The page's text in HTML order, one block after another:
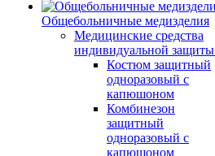
Общебольничные медизделия
Медицинские средства
индивидуальной защиты
Костюм защитный
одноразовый с
капюшоном
Комбинезон
защитный
одноразовый с
капюшоном